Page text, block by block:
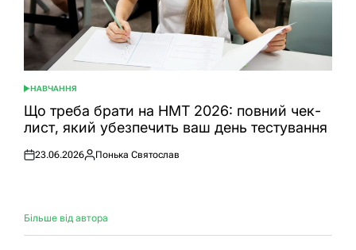
ОПУБЛІКУВАТИ
У
НАВЧАННЯ
Що треба брати на НМТ 2026: повний чек-
лист, який убезпечить ваш день тестування
Оприлюднено
23.06.2026
Опубліковано
Понька Святослав
Більше від автора